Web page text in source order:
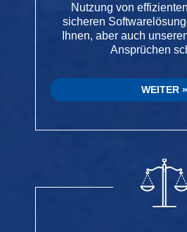
Nutzung von
sicheren
Ihnen, aber auch
Ansprüchen
WEITER